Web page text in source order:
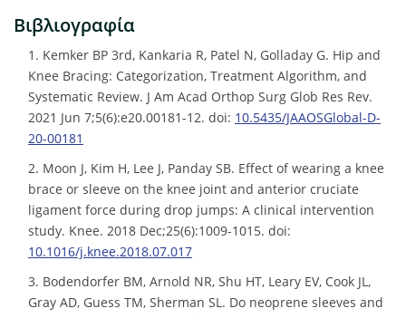
Βιβλιογραφία
1. Kemker BP 3rd, Kankaria R, Patel N, Golladay G. Hip and
Knee Bracing: Categorization, Treatment Algorithm, and
Systematic Review. J Am Acad Orthop Surg Glob Res Rev.
2021 Jun 7;5(6):e20.00181-12. doi: 10.5435/JAAOSGlobal-D-
20-00181
2. Moon J, Kim H, Lee J, Panday SB. Effect of wearing a knee
brace or sleeve on the knee joint and anterior cruciate
ligament force during drop jumps: A clinical intervention
study. Knee. 2018 Dec;25(6):1009-1015. doi:
10.1016/j.knee.2018.07.017
3. Bodendorfer BM, Arnold NR, Shu HT, Leary EV, Cook JL,
Gray AD, Guess TM, Sherman SL. Do neoprene sleeves and